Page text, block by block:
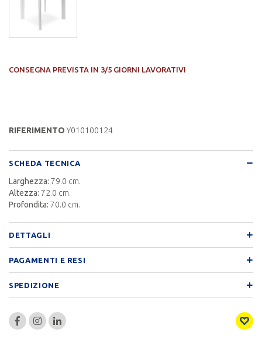
CONSEGNA PREVISTA IN 3/5 GIORNI LAVORATIVI
RIFERIMENTO Y010100124
SCHEDA TECNICA
Larghezza: 79.0 cm.
Altezza: 72.0 cm.
Profondita: 70.0 cm.
DETTAGLI
PAGAMENTI E RESI
SPEDIZIONE